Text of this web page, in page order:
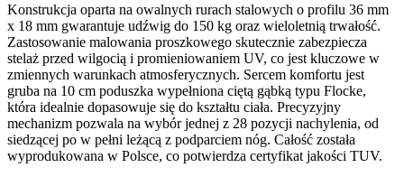
Konstrukcja oparta na owalnych rurach stalowych o profilu 36 mm
x 18 mm gwarantuje udźwig do 150 kg oraz wieloletnią trwałość.
Zastosowanie malowania proszkowego skutecznie zabezpiecza
stelaż przed wilgocią i promieniowaniem UV, co jest kluczowe w
zmiennych warunkach atmosferycznych. Sercem komfortu jest
gruba na 10 cm poduszka wypełniona ciętą gąbką typu Flocke,
która idealnie dopasowuje się do kształtu ciała. Precyzyjny
mechanizm pozwala na wybór jednej z 28 pozycji nachylenia, od
siedzącej po w pełni leżącą z podparciem nóg. Całość została
wyprodukowana w Polsce, co potwierdza certyfikat jakości TUV.